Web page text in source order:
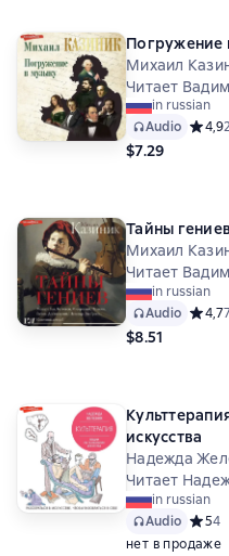
Погружение
Михаил
Читает
in russian
Audio
4,9
$7.29
Тайны гениев
Михаил
Читает
in russian
Audio
4,7
$8.51
искусства
Надежда
Читает
in russian
Audio
54
нет в продаже